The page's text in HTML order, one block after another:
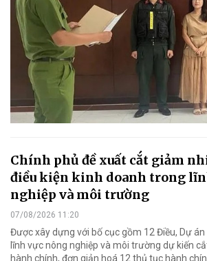
Chính phủ đề xuất cắt giảm
điều kiện kinh doanh trong
nghiệp và môi trường
07/08/2026 11:20
Được xây dựng với bố cục gồm 12 Điều, Dự
lĩnh vực nông nghiệp và môi trường dự kiến
hành chính, đơn giản hoá 12 thủ tục hành